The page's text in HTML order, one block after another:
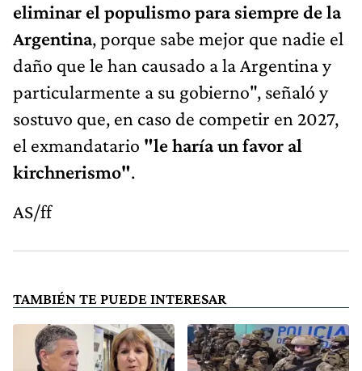
eliminar el populismo para siempre de la
Argentina, porque sabe mejor que nadie el
daño que le han causado a la Argentina y
particularmente a su gobierno", señaló y
sostuvo que, en caso de competir en 2027,
el exmandatario "le haría un favor al
kirchnerismo".
AS/ff
TAMBIÉN TE PUEDE INTERESAR